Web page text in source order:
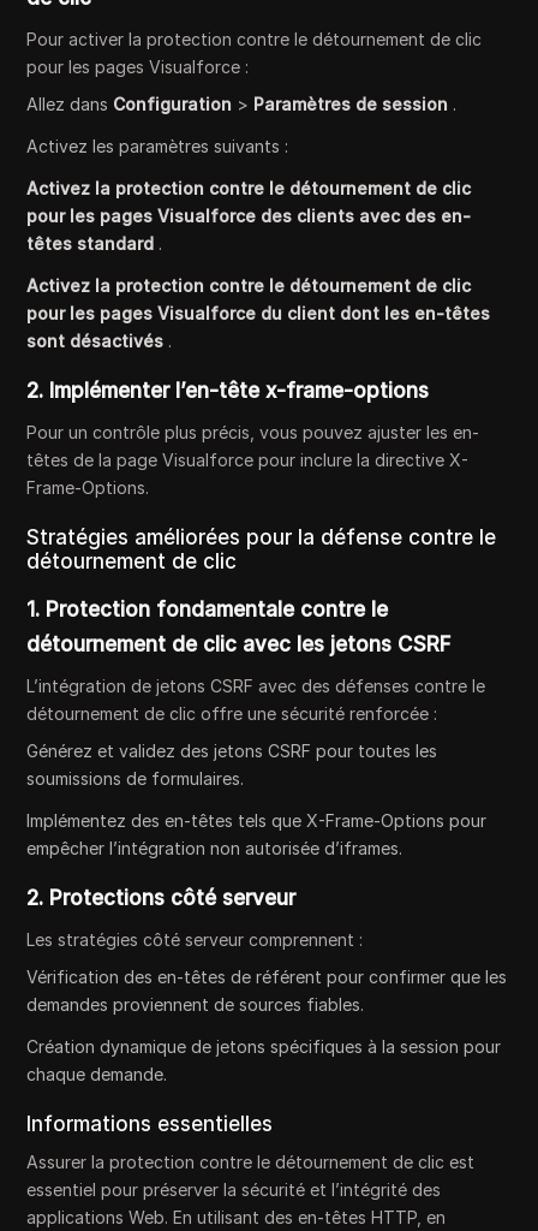
Pour activer la protection contre le détournement de clic
pour les pages Visualforce :
Allez dans Configuration > Paramètres de session .
Activez les paramètres suivants :
Activez la protection contre le détournement de clic
pour les pages Visualforce des clients avec des en-
têtes standard .
Activez la protection contre le détournement de clic
pour les pages Visualforce du client dont les en-têtes
sont désactivés .
2. Implémenter l’en-têtex-frame-options
Pour un contrôle plus précis, vous pouvez ajuster les en-
têtes de la page Visualforce pour inclure la directive X-
Frame-Options.
Stratégies améliorées pour la défense contre le
détournement de clic
1. Protection fondamentale contre le
détournement de clic avec les jetons CSRF
L’intégration de jetons CSRF avec des défenses contre le
détournement de clic offre une sécurité renforcée :
Générez et validez des jetons CSRF pour toutes les
soumissions de formulaires.
Implémentez des en-têtes tels que X-Frame-Options pour
empêcher l’intégration non autorisée d’iframes.
2. Protections côté serveur
Les stratégies côté serveur comprennent :
Vérification des en-têtes de référent pour confirmer que les
demandes proviennent de sources fiables.
Création dynamique de jetons spécifiques à la session pour
chaque demande.
Informations essentielles
Assurer la protection contre le détournement de clic est
essentiel pour préserver la sécurité et l’intégrité des
applications Web. En utilisant des en-têtes HTTP, en